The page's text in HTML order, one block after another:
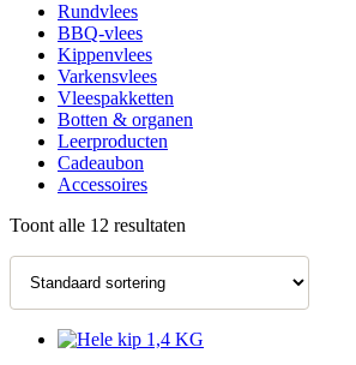
Rundvlees
BBQ-vlees
Kippenvlees
Varkensvlees
Vleespakketten
Botten & organen
Leerproducten
Cadeaubon
Accessoires
Toont alle 12 resultaten